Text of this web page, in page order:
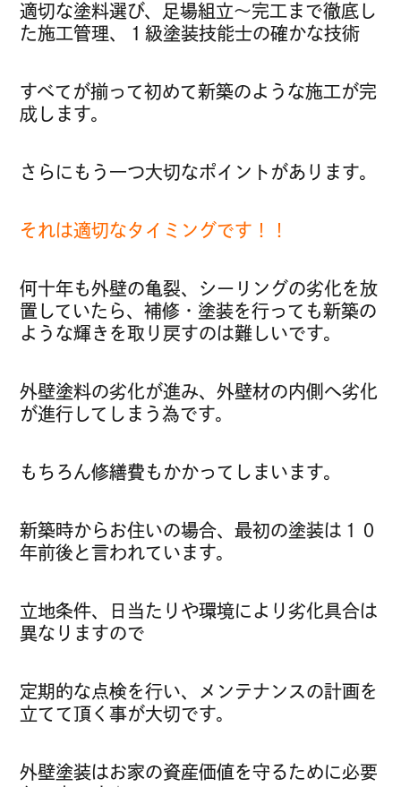
適切な塗料選び、足場組立～完工まで徹底し
た施工管理、１級塗装技能士の確かな技術
すべてが揃って初めて新築のような施工が完
成します。
さらにもう一つ大切なポイントがあります。
それは適切なタイミングです！！
何十年も外壁の亀裂、シーリングの劣化を放
置していたら、補修・塗装を行っても新築の
ような輝きを取り戻すのは難しいです。
外壁塗料の劣化が進み、外壁材の内側へ劣化
が進行してしまう為です。
もちろん修繕費もかかってしまいます。
新築時からお住いの場合、最初の塗装は１０
年前後と言われています。
立地条件、日当たりや環境により劣化具合は
異なりますので
定期的な点検を行い、メンテナンスの計画を
立てて頂く事が大切です。
外壁塗装はお家の資産価値を守るために必要